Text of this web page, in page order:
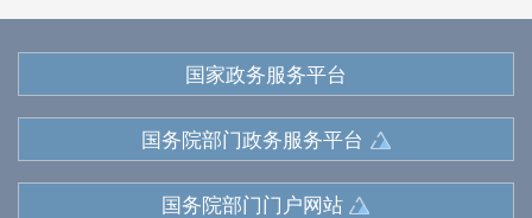
国家政务服务平台
国务院部门政务服务平台
国务院部门门户网站